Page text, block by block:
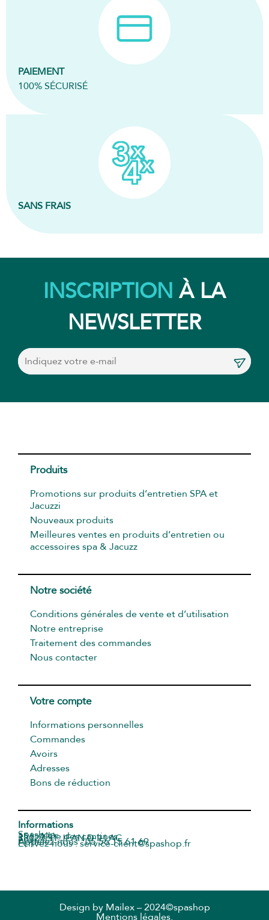
PAIEMENT
100% SÉCURISÉ
SANS FRAIS
INSCRIPTION À LA
NEWSLETTER
Produits
Promotions sur produits d’entretien SPA et
Jacuzzi
Nouveaux produits
Meilleures ventes en produits d’entretien ou
accessoires spa & Jacuzz
Notre société
Conditions générales de vente et d’utilisation
Notre entreprise
Traitement des commandes
Nous contacter
Votre compte
Informations personnelles
Commandes
Avoirs
Adresses
Bons de réduction
Informations
Spashop
156, Allée des cantines
33127 ST JEAN D ILLAC
France
Appelez-nous : 05 56 15 61 69
Écrivez-nous : service-client@spashop.fr
Design by Mailex– 2024©spashop
Mentions légales.